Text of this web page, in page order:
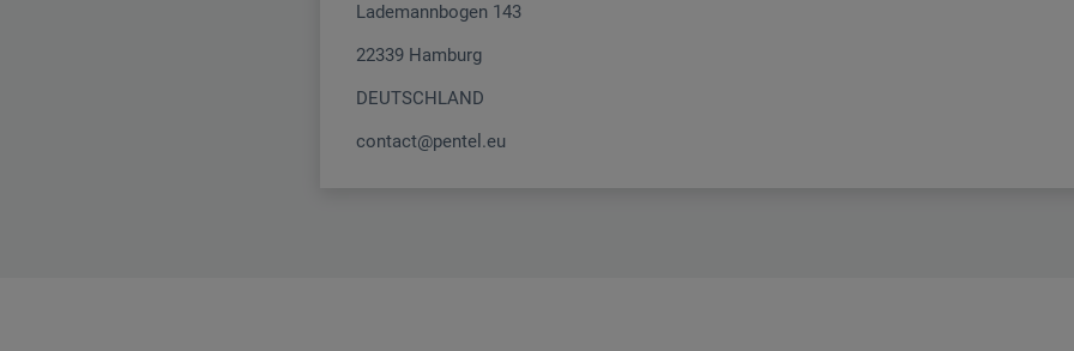
Lademannbogen 143
22339 Hamburg
DEUTSCHLAND
contact@pentel.eu